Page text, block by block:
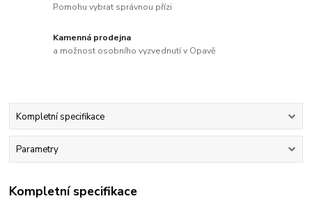
Pomohu vybrat správnou přízi
Kamenná prodejna
a možnost osobního vyzvednutí v Opavě
Kompletní specifikace
Parametry
Kompletní specifikace